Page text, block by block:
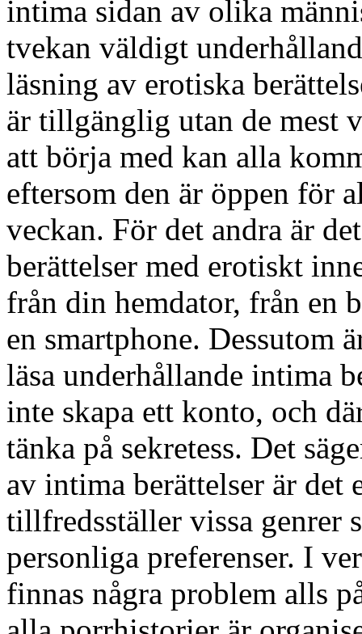
intima sidan av olika
tvekan väldigt
läsning av erotiska
är tillgänglig utan de mest
att börja med kan alla
eftersom den är öppen för
veckan. För det andra är
berättelser med erotiskt
från din hemdator, från en
en smartphone. Dessutom
läsa underhållande intima
inte skapa ett konto, och
tänka på sekretess. Det
av intima berättelser är
tillfredsställer vissa genrer
personliga preferenser. I
finnas några problem alls